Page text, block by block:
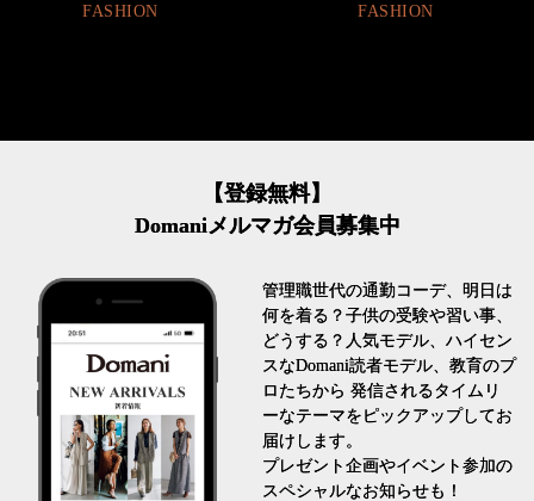
FASHION
【登録無料】
Domaniメルマガ会員募集中
管理職世代の通勤コーデ、明日は
何を着る？子供の受験や習い事、
どうする？人気モデル、ハイセン
スなDomani読者モデル、教育のプ
ロたちから 発信されるタイムリ
ーなテーマをピックアップしてお
届けします。
プレゼント企画やイベント参加の
スペシャルなお知らせも！